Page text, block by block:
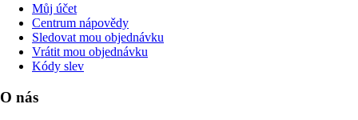
Můj účet
Centrum nápovědy
Sledovat mou objednávku
Vrátit mou objednávku
Kódy slev
O nás